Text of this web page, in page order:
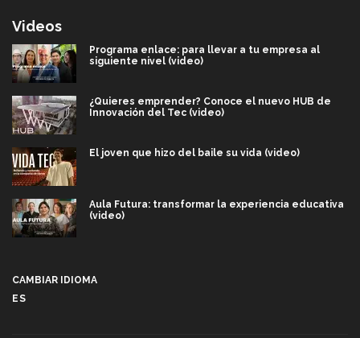
Videos
Programa enlace: para llevar a tu empresa al
siguiente nivel (video)
¿Quieres emprender? Conoce el nuevo HUB de
Innovación del Tec (video)
El joven que hizo del baile su vida (video)
Aula Futura: transformar la experiencia educativa
(video)
CAMBIAR IDIOMA
ES